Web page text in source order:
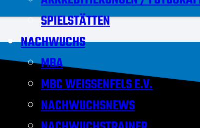
SPIELSTÄTTEN
NACHWUCHS
MBA
MBC WEISSENFELS E.V.
NACHWUCHSNEWS